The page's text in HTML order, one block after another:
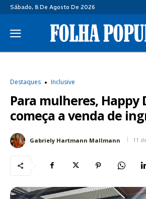
Sábado, 8 De Agosto De 2026
Destaques Inclusive
Para mulheres, Happy
começa a venda de
Gabriely Hartmann Mallmann 11